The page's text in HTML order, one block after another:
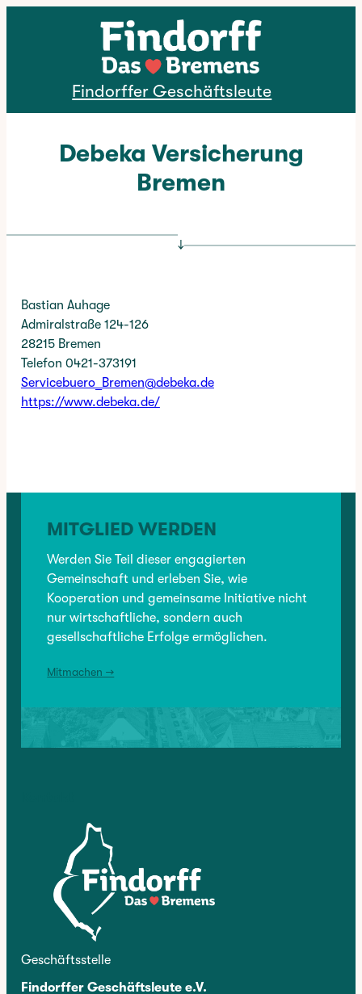
Direkt zum Inhalt
Findorffer Geschäftsleute
Debeka Versicherung
Bremen
↓
Bastian Auhage
Admiralstraße 124-126
28215 Bremen
Telefon 0421-373191
Servicebuero_Bremen@debeka.de
https://www.debeka.de/
DIENSTLEISTUNG
,
MITGLIED WERDEN
Werden Sie Teil dieser engagierten
Gemeinschaft und erleben Sie, wie
Kooperation und gemeinsame Initiative nicht
nur wirtschaftliche, sondern auch
gesellschaftliche Erfolge ermöglichen.
Mitmachen →
Geschäftsstelle
Findorffer Geschäftsleute e.V.